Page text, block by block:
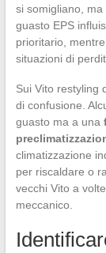
si somigliano,
guasto EPS
prioritario,
situazioni di
Sui Vito restyling
di confusione.
guasto ma a una
climatizzazione
per riscaldare o
vecchi Vito a
meccanico.